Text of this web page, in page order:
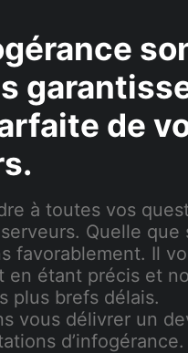
de
à toutes vos
Quelle que
favorablement. Il
en étant précis et
plus brefs délais.
vous délivrer un
d’infogérance.